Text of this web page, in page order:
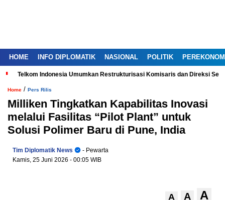
HOME INFO DIPLOMATIK NASIONAL POLITIK
Telkom Indonesia Umumkan Restrukturisasi Komisaris dan Direksi
Home / Pers Rilis
Milliken Tingkatkan Kapabilitas Inovasi
melalui Fasilitas “Pilot Plant” untuk
Solusi Polimer Baru di Pune, India
Tim Diplomatik News
- Pewarta
Kamis, 25 Juni 2026 - 00:05 WIB
A A A